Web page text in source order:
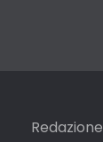
Redazione